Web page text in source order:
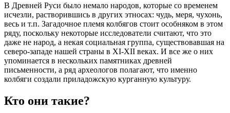
В Древней Руси было немало народов, которые со временем
исчезли, растворившись в других этносах: чудь, меря, чухонь,
весь и т.п. Загадочное племя колбягов стоит особняком в этом
ряду, поскольку некоторые исследователи считают, что это
даже не народ, а некая социальная группа, существовавшая на
северо-западе нашей страны в XI-XII веках. И все же о них
упоминается в нескольких памятниках древней
письменности, а ряд археологов полагают, что именно
колбяги создали приладожскую курганную культуру.
Кто они такие?